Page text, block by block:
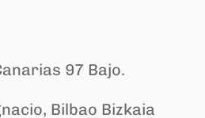
97 Bajo.
Bilbao Bizkaia